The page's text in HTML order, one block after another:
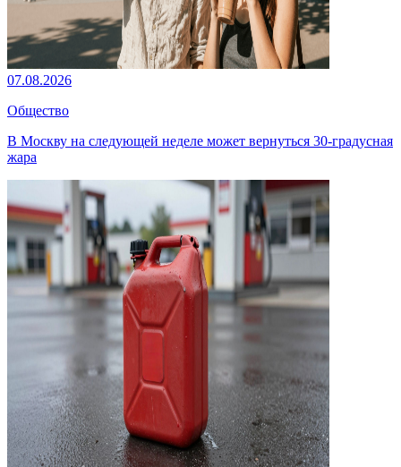
07.08.2026
Общество
В Москву на следующей неделе может вернуться 30-градусная
жара